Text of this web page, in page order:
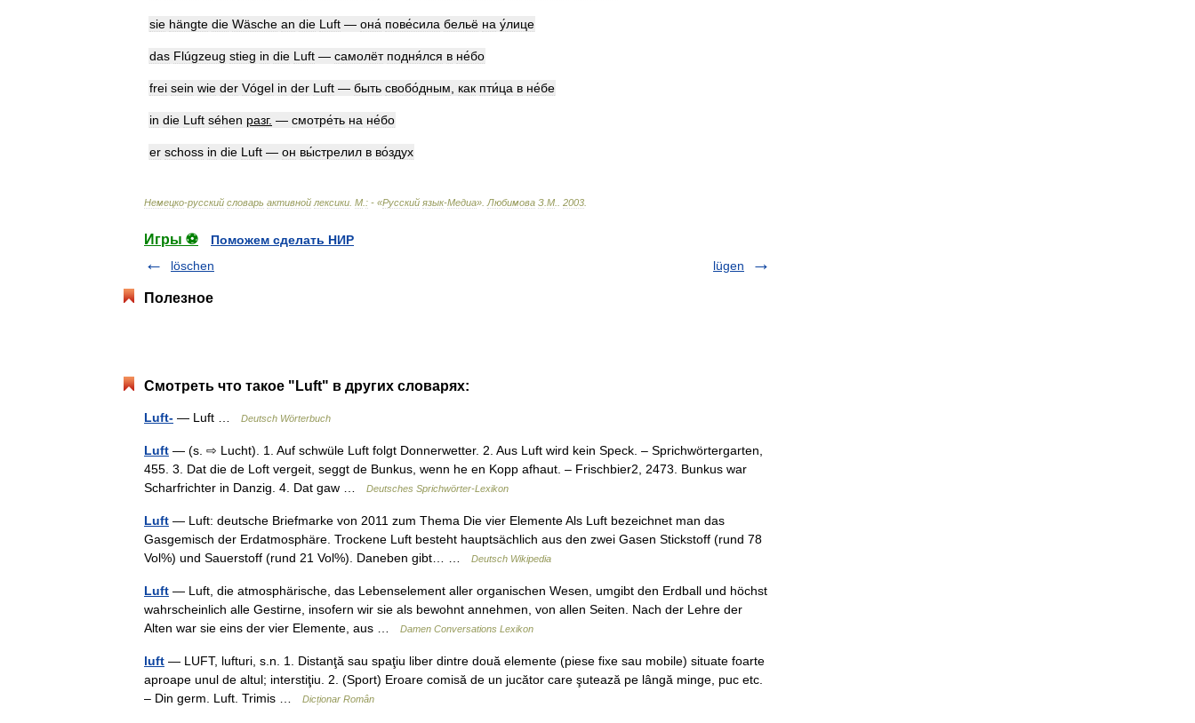
sie hängte die Wäsche an die Luft — она́ пове́сила бельё на у́лице
das Flúgzeug stieg in die Luft — самолёт подня́лся в не́бо
frei sein wie der Vógel in der Luft — быть свобо́дным как пти́ца в не́бе
in die Luft séhen разг. — смотре́ть на не́бо
er schoss in die Luft — он вы́стрелил в во́здух
Немецко-русский словарь активной лексики М : - «Русский язык-Медиа» Любимова З М 2003
Игры ⚽
Поможем сделать НИР
löschen
lügen
Полезное
Смотреть что такое "Luft" в других словарях:
Luft- — Luft … Deutsch Wörterbuch
Luft — (s. ⇨ Lucht). 1. Auf schwüle Luft folgt Donnerwetter. 2. Aus Luft wird kein Speck. – Sprichwörtergarten,
455. 3. Dat die de Loft vergeit, seggt de Bunkus, wenn he en Kopp afhaut. – Frischbier2, 2473. Bunkus war
Scharfrichter in Danzig. 4. Dat gaw …
Deutsches Sprichwörter-Lexikon
Luft — Luft: deutsche Briefmarke von 2011 zum Thema Die vier Elemente Als Luft bezeichnet man das
Gasgemisch der Erdatmosphäre. Trockene Luft besteht hauptsächlich aus den zwei Gasen Stickstoff (rund 78
Vol%) und Sauerstoff (rund 21 Vol%). Daneben gibt… …
Deutsch Wikipedia
Luft — Luft, die atmosphärische, das Lebenselement aller organischen Wesen, umgibt den Erdball und höchst
wahrscheinlich alle Gestirne, insofern wir sie als bewohnt annehmen, von allen Seiten. Nach der Lehre der
Alten war sie eins der vier Elemente, aus …
Damen Conversations Lexikon
luft — LUFT, lufturi, s.n. 1. Distanţă sau spaţiu liber dintre două elemente (piese fixe sau mobile) situate foarte
aproape unul de altul; interstiţiu. 2. (Sport) Eroare comisă de un jucător care şutează pe lângă minge, puc etc.
– Din germ. Luft. Trimis …
Dicționar Român